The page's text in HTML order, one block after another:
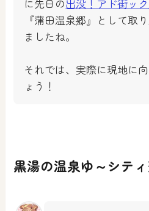
に先日の出没！アド街ッ
『蒲田温泉郷』として取
ましたね。
それでは、実際に現地に
ょう！
黒湯の温泉ゆ～シテ